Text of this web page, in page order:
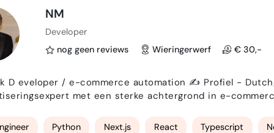
NM
Developer
nog geen reviews
Wieringerwerf € 30,-
/ e-commerce automation ✍️ Profiel - Dutch/English Fullstack developer & AI-
met een sterke achtergrond in e-
bedrijfsprocessen. Software developer met jarenlange
Python Next.js React Typescript